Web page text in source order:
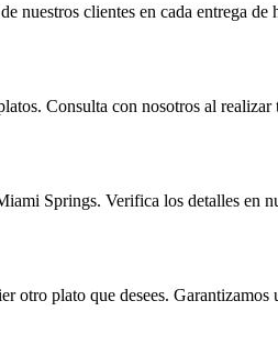
nuestros clientes en cada entrega
Consulta con nosotros al
Springs. Verifica los detalles en
plato que desees.